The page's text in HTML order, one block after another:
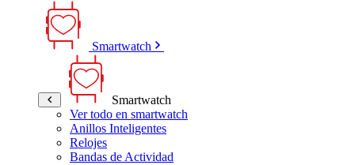
Smartwatch
Smartwatch
Ver todo en smartwatch
Anillos Inteligentes
Relojes
Bandas de Actividad